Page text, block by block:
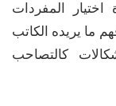
المفردات
ما يريده الكاتب
كالتصاحب